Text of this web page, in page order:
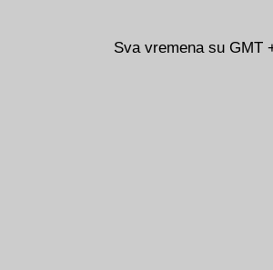
Sva vremena su GMT